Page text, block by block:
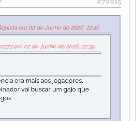
em 02 de Junho de 2026, 22:46
em 02 de Junho de 2026, 22:39
era mais aos jogadores,
vai buscar um gajo que